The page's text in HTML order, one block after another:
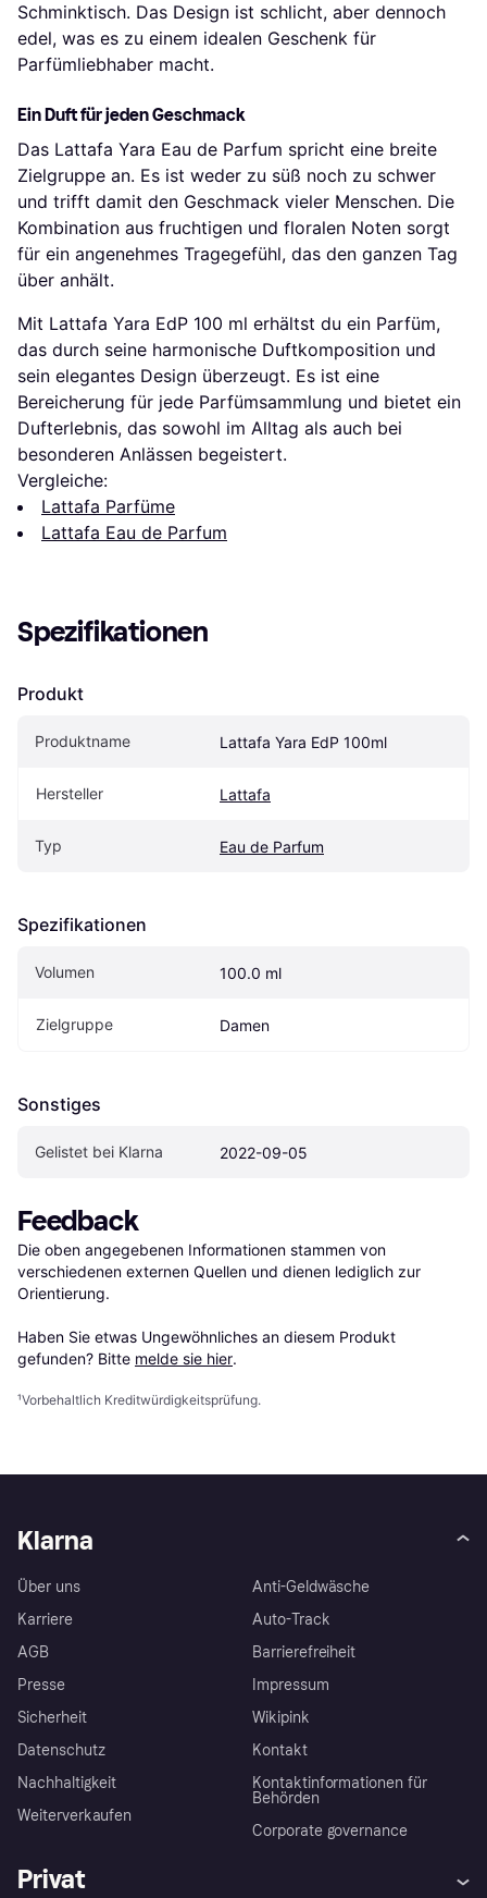
Schminktisch. Das Design ist schlicht, aber dennoch
edel, was es zu einem idealen Geschenk für
Parfümliebhaber macht.
Ein Duft für jeden Geschmack
Das Lattafa Yara Eau de Parfum spricht eine breite
Zielgruppe an. Es ist weder zu süß noch zu schwer
und trifft damit den Geschmack vieler Menschen. Die
Kombination aus fruchtigen und floralen Noten sorgt
für ein angenehmes Tragegefühl, das den ganzen Tag
über anhält.
Mit Lattafa Yara EdP 100 ml erhältst du ein Parfüm,
das durch seine harmonische Duftkomposition und
sein elegantes Design überzeugt. Es ist eine
Bereicherung für jede Parfümsammlung und bietet ein
Dufterlebnis, das sowohl im Alltag als auch bei
besonderen Anlässen begeistert.
Vergleiche:
Lattafa Parfüme
Lattafa Eau de Parfum
Spezifikationen
Produkt
Produktname Lattafa Yara EdP 100ml
Hersteller Lattafa
Typ Eau de Parfum
Spezifikationen
Volumen 100.0 ml
Zielgruppe Damen
Sonstiges
Gelistet bei Klarna 2022-09-05
Feedback
Die oben angegebenen Informationen stammen von
verschiedenen externen Quellen und dienen lediglich zur
Orientierung.
Haben Sie etwas Ungewöhnliches an diesem Produkt
gefunden? Bitte melde sie hier.
¹Vorbehaltlich Kreditwürdigkeitsprüfung.
Klarna
Über uns
Karriere
AGB
Presse
Sicherheit
Datenschutz
Nachhaltigkeit
Weiterverkaufen
Anti-Geldwäsche
Auto-Track
Barrierefreiheit
Impressum
Wikipink
Kontakt
Kontaktinformationen für
Behörden
Corporate governance
Privat